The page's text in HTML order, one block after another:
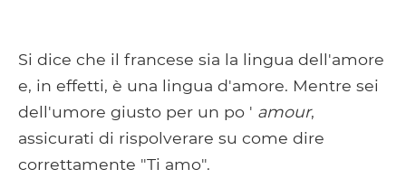
Si dice che il francese sia la lingua dell'amore
e, in effetti, è una lingua d'amore. Mentre sei
dell'umore giusto per un po ' amour,
assicurati di rispolverare su come dire
correttamente "Ti amo".